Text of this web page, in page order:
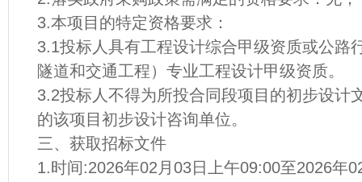
3.本项目的特定资格要求：
3.1投标人具有工程设计综合甲级资质或公路
隧道和交通工程）专业工程设计甲级资质。
3.2投标人不得为所投合同段项目的初步设计
的该项目初步设计咨询单位。
三、获取招标文件
1.时间:2026年02月03日上午09:00至2026年